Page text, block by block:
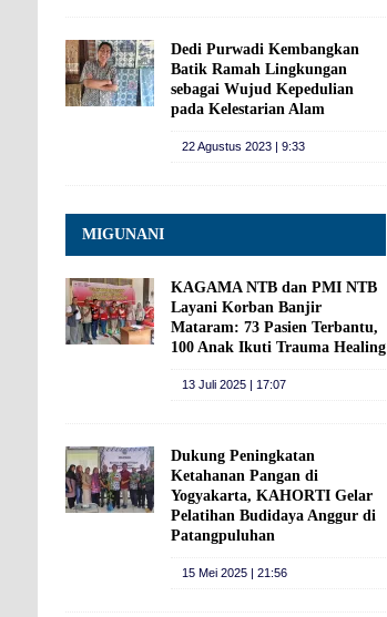
Dedi Purwadi Kembangkan
Batik Ramah Lingkungan
sebagai Wujud Kepedulian
pada Kelestarian Alam
22 Agustus 2023 | 9:33
MIGUNANI
KAGAMA NTB dan PMI NTB
Layani Korban Banjir
Mataram: 73 Pasien Terbantu,
100 Anak Ikuti Trauma Healing
13 Juli 2025 | 17:07
Dukung Peningkatan
Ketahanan Pangan di
Yogyakarta, KAHORTI Gelar
Pelatihan Budidaya Anggur di
Patangpuluhan
15 Mei 2025 | 21:56